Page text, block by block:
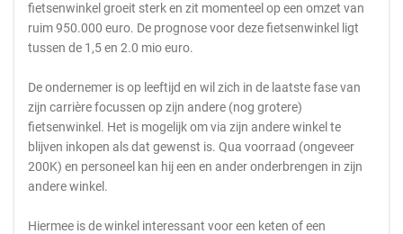
fietsenwinkel groeit sterk en zit momenteel op een omzet van
ruim 950.000 euro. De prognose voor deze fietsenwinkel ligt
tussen de 1,5 en 2.0 mio euro.
De ondernemer is op leeftijd en wil zich in de laatste fase van
zijn carrière focussen op zijn andere (nog grotere)
fietsenwinkel. Het is mogelijk om via zijn andere winkel te
blijven inkopen als dat gewenst is. Qua voorraad (ongeveer
200K) en personeel kan hij een en ander onderbrengen in zijn
andere winkel.
Hiermee is de winkel interessant voor een keten of een